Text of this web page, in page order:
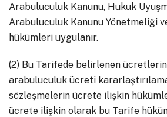
Arabuluculuk Kanunu, Hukuk
Arabuluculuk Kanunu Yönetmeliği
hükümleri uygulanır.
(2) Bu Tarifede belirlenen ücretlerin
arabuluculuk ücreti
sözleşmelerin ücrete ilişkin
ücrete ilişkin olarak bu Tarife